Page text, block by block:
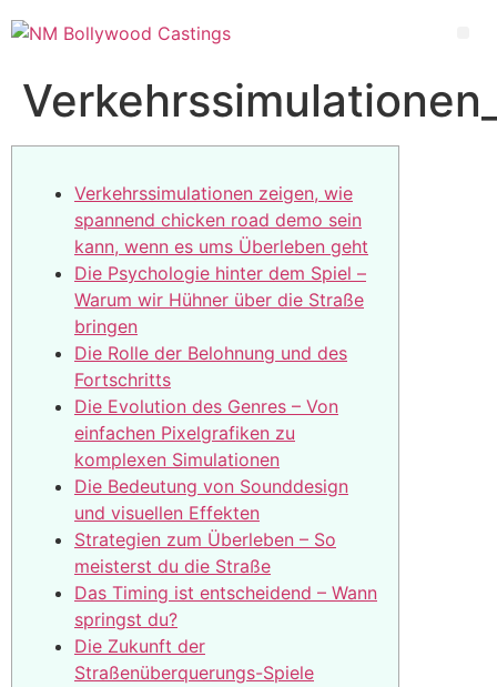
Verkehrssimulationen zeigen, wie
spannend chicken road demo sein
kann, wenn es ums Überleben geht
Die Psychologie hinter dem Spiel –
Warum wir Hühner über die Straße
bringen
Die Rolle der Belohnung und des
Fortschritts
Die Evolution des Genres – Von
einfachen Pixelgrafiken zu
komplexen Simulationen
Die Bedeutung von Sounddesign
und visuellen Effekten
Strategien zum Überleben – So
meisterst du die Straße
Das Timing ist entscheidend – Wann
springst du?
Die Zukunft der
Straßenüberquerungs-Spiele